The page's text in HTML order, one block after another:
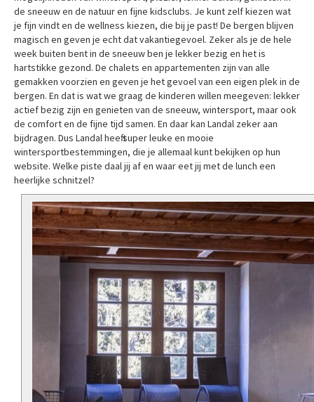
de sneeuw en de natuur en fijne kidsclubs. Je kunt zelf kiezen wat
je fijn vindt en de wellness kiezen, die bij je past! De bergen blijven
magisch en geven je echt dat vakantiegevoel. Zeker als je de hele
week buiten bent in de sneeuw ben je lekker bezig en het is
hartstikke gezond. De chalets en appartementen zijn van alle
gemakken voorzien en geven je het gevoel van een eigen plek in de
bergen. En dat is wat we graag de kinderen willen meegeven: lekker
actief bezig zijn en genieten van de sneeuw, wintersport, maar ook
de comfort en de fijne tijd samen. En daar kan Landal zeker aan
bijdragen. Dus Landal heeft super leuke en mooie
wintersportbestemmingen, die je allemaal kunt bekijken op hun
website. Welke piste daal jij af en waar eet jij met de lunch een
heerlijke schnitzel?